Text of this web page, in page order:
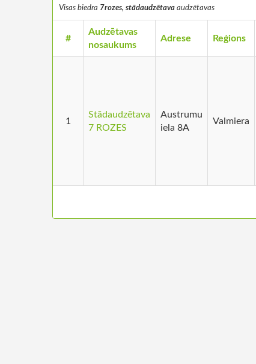
Visas biedra 7rozes, stādaudzētava audzētavas
#
Audzētavas
nosaukums
Adrese Reģions
1
Stādaudzētava
7 ROZES
Austrumu
iela 8A
Valmiera